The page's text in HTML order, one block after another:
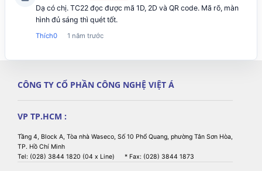
Dạ có chị. TC22 đọc được mã 1D, 2D và QR code. Mã rõ, màn
hình đủ sáng thì quét tốt.
Thích0 1 năm trước
CÔNG TY CỔ PHẦN CÔNG NGHỆ VIỆT Á
VP TP.HCM :
Tầng 4, Block A, Tòa nhà Waseco, Số 10 Phổ Quang, phường Tân Sơn Hòa,
TP. Hồ Chí Minh
Tel: (028) 3844 1820 (04 x Line) * Fax: (028) 3844 1873